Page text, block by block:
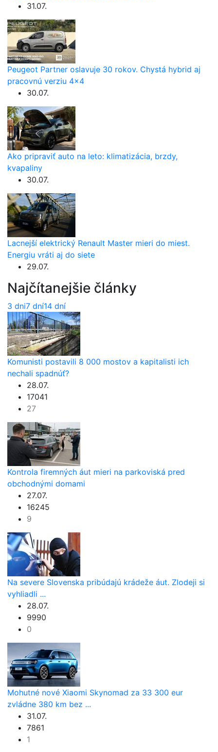
31.07.
Peugeot Partner oslavuje 30 rokov. Chystá hybrid aj
pracovnú verziu 4×4
30.07.
Ako pripraviť auto na leto: klimatizácia, brzdy,
kvapaliny
30.07.
Lacnejší elektrický Renault Master mieri do miest.
Energiu vráti aj do siete
29.07.
Najčítanejšie články
3 dni7 dní14 dní
Komunisti postavili 8 000 mostov a kapitalisti ich
nechali spadnúť?
28.07.
17041
27
Kontrola firemných áut mieri na parkoviská pred
obchodnými domami
27.07.
16245
9
Na severe Slovenska pribúdajú krádeže áut. Zlodeji si
vyhliadli ...
28.07.
9990
0
Mohutné nové Xiaomi Skynomad za 33 300 eur
zvládne 380 km bez ...
31.07.
7861
1